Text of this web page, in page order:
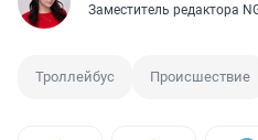
Заместитель редактора
Троллейбус Происшествие